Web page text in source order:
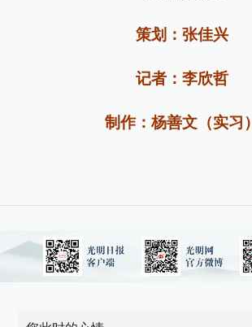
策划：张佳兴
记者：李欣哲
制作：杨善文（实习）